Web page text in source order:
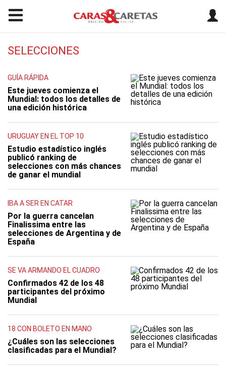
SELECCIONES
GUÍA RÁPIDA
Este jueves comienza el
Mundial: todos los detalles de
una edición histórica
URUGUAY EN EL TOP 10
Estudio estadístico inglés
publicó ranking de
selecciones con más chances
de ganar el mundial
IBA A SER EN CATAR
Por la guerra cancelan
Finalissima entre las
selecciones de Argentina y de
España
SE VA ARMANDO EL CUADRO
Confirmados 42 de los 48
participantes del próximo
Mundial
18 CON BOLETO EN MANO
¿Cuáles son las selecciones
clasificadas para el Mundial?